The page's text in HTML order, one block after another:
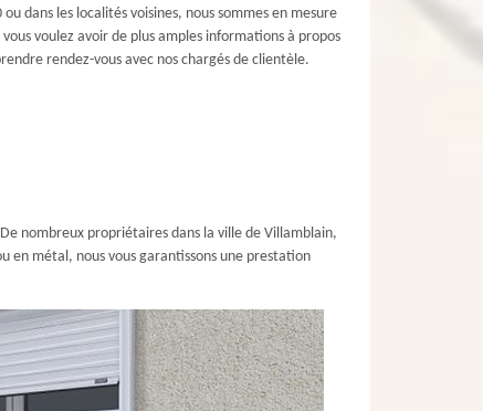
dans les localités voisines, nous sommes en mesure
voulez avoir de plus amples informations à propos
rendez-vous avec nos chargés de clientèle.
nombreux propriétaires dans la ville de Villamblain,
en métal, nous vous garantissons une prestation